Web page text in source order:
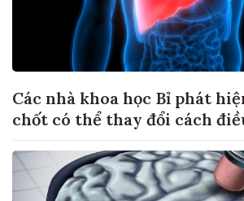
Các nhà khoa học Bỉ phát
chốt có thể thay đổi cách